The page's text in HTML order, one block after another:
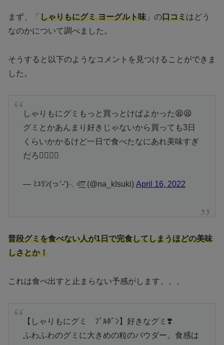
まず、「 しゃりもにグミ ヨーグルト味 」の口コミはどう
なのかについて調べました。
そうすると以下のようなコメントを見つけることができま
した。
しゃりもにグミもっと買っとけばよかった😫😫
グミとかあんまり好きじゃないから買っても3日
くらいかかるけど一日で食べたなにあれ美味すぎ
だろ🤦‍♀️🤦‍♀️
— ﾐﾕﾘﾝ(っ’-‘)╮=͟͟͞♡ (@na_kIsuki) April 16, 2022
普段グミを食べない人が1日で完食してしまうほどの美味
しさとか！
これは食べ出すと止まらない予感がします、、、
【しゃりもにグミ ﾌﾞﾙﾎﾞﾝ】好きなグミ❣️
ふわふわのグミに大きめの粒のパウダー。食感は